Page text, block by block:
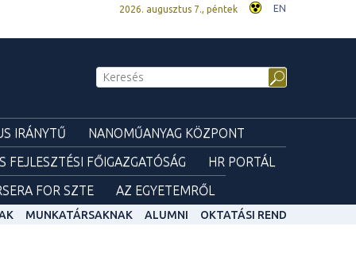
2026. augusztus 7., péntek EN
IRÁNYTŰ
NANOMŰANYAG KÖZPONT
FEJLESZTÉSI FŐIGAZGATÓSÁG
HR PORTÁL
FOR SZTE AZ EGYETEMRŐL
MUNKATÁRSAKNAK ALUMNI OKTATÁSI REND